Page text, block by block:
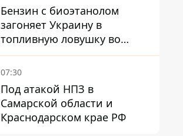
Бензин с биоэтанолом
загоняет Украину в
топливную ловушку во
время войны - Сергей Куюн
07:30
Под атакой НПЗ в
Самарской области и
Краснодарском крае РФ